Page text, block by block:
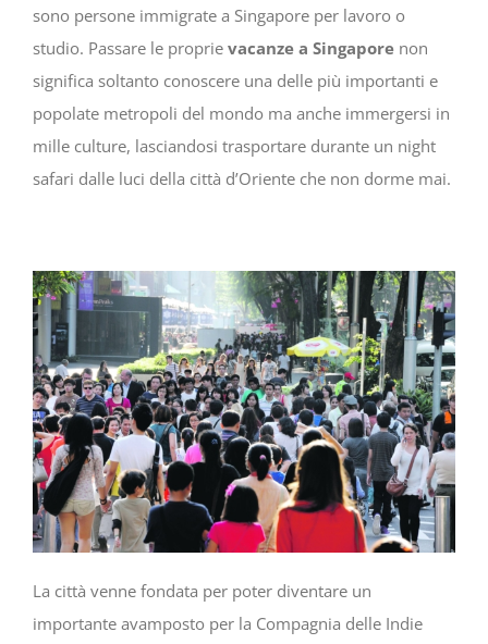
sono persone immigrate a Singapore per lavoro o
studio. Passare le proprie vacanze a Singapore non
significa soltanto conoscere una delle più importanti e
popolate metropoli del mondo ma anche immergersi in
mille culture, lasciandosi trasportare durante un night
safari dalle luci della città d’Oriente che non dorme mai.
La città venne fondata per poter diventare un
importante avamposto per la Compagnia delle Indie